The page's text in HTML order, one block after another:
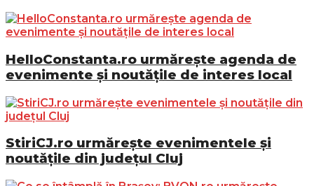
HelloConstanta.ro urmărește agenda de
evenimente și noutățile de interes local
StiriCJ.ro urmărește evenimentele și
noutățile din județul Cluj